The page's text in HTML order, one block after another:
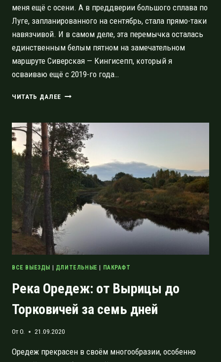
меня ещё с осени. А в преддверии большого сплава по
Луге, запланированного на сентябрь, стала прямо-таки
навязчивой. И в самом деле, эта перемычка осталась
единственным белым пятном на замечательном
маршруте Сиверская — Кингисепп, который я
осваиваю ещё с 2019-го года…
ЧИТАТЬ ДАЛЕЕ ВОДНЫЙ
ДНЯ
К
УСТЬЮ
РЕКИ
ОРЕДЕЖ
ВСЕ ВЫЕЗДЫ ДЛИТЕЛЬНЫЕ ПАКРАФТ
Река Оредеж: от Вырицы до
Торковичей за семь дней
ОтO. 21.09.2020
Оредеж прекрасен в своём многообразии, особенно